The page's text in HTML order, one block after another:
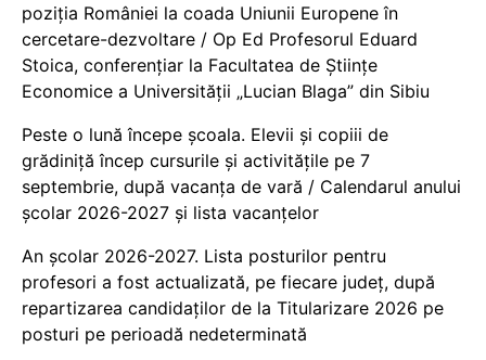
poziția României la coada Uniunii Europene în
cercetare-dezvoltare / Op Ed Profesorul Eduard
Stoica, conferențiar la Facultatea de Științe
Economice a Universității „Lucian Blaga” din Sibiu
Peste o lună începe școala. Elevii și copiii de
grădiniță încep cursurile și activitățile pe 7
septembrie, după vacanța de vară / Calendarul anului
școlar 2026-2027 și lista vacanțelor
An școlar 2026-2027. Lista posturilor pentru
profesori a fost actualizată, pe fiecare județ, după
repartizarea candidaților de la Titularizare 2026 pe
posturi pe perioadă nedeterminată